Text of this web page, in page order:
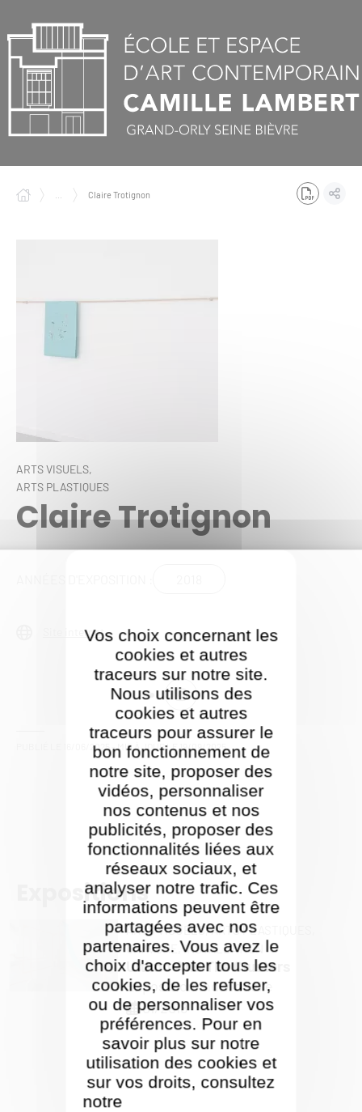
Vos choix concernant les
cookies et autres
traceurs sur notre site.
Nous utilisons des
cookies et autres
traceurs pour assurer le
bon fonctionnement de
notre site, proposer des
vidéos, personnaliser
nos contenus et nos
publicités, proposer des
fonctionnalités liées aux
réseaux sociaux, et
analyser notre trafic. Ces
informations peuvent être
partagées avec nos
partenaires. Vous avez le
choix d'accepter tous les
cookies, de les refuser,
ou de personnaliser vos
préférences. Pour en
savoir plus sur notre
utilisation des cookies et
sur vos droits, consultez
notre
Claire Trotignon
ARTS VISUELS,
ARTS PLASTIQUES
Claire Trotignon
Site internet
16/06/2025 - MIS À JOUR LE19/09/2025
Expositions
ARTS VISUELS,ARTS PLASTIQUES,
GRAVURE,INSTALLATION
Ultimo And The Clusters
Exposition individuelle
01/2018